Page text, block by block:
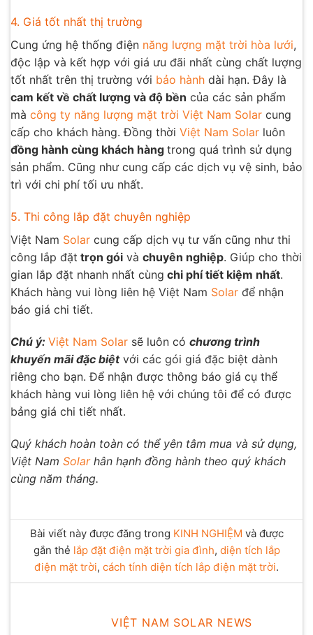
4. Giá tốt nhất thị trường
Cung ứng hệ thống điện năng lượng mặt trời hòa lưới,
độc lập và kết hợp với giá ưu đãi nhất cùng chất lượng
tốt nhất trên thị trường với bảo hành dài hạn. Đây là
cam kết về chất lượng và độ bền của các sản phẩm
mà công ty năng lượng mặt trời Việt Nam Solar cung
cấp cho khách hàng. Đồng thời Việt Nam Solar luôn
đồng hành cùng khách hàng trong quá trình sử dụng
sản phẩm. Cũng như cung cấp các dịch vụ vệ sinh, bảo
trì với chi phí tối ưu nhất.
5. Thi công lắp đặt chuyên nghiệp
Việt Nam Solar cung cấp dịch vụ tư vấn cũng như thi
công lắp đặt trọn gói và chuyên nghiệp. Giúp cho thời
gian lắp đặt nhanh nhất cùng chi phí tiết kiệm nhất.
Khách hàng vui lòng liên hệ Việt Nam Solar để nhận
báo giá chi tiết.
Chú ý: Việt Nam Solar sẽ luôn có chương trình
khuyến mãi đặc biệtvới các gói giá đặc biệt dành
riêng cho bạn. Để nhận được thông báo giá cụ thể
khách hàng vui lòng liên hệ với chúng tôi để có được
bảng giá chi tiết nhất.
Quý khách hoàn toàn có thể yên tâm mua và sử dụng,
Việt Nam Solarhân hạnh đồng hành theo quý khách
cùng năm tháng.
Bài viết này được đăng trong KINH NGHIỆM và được
gắn thẻ lắp đặt điện mặt trời gia đình, diện tích lắp
điện mặt trời, cách tính diện tích lắp điện mặt trời.
VIỆT NAM SOLAR NEWS